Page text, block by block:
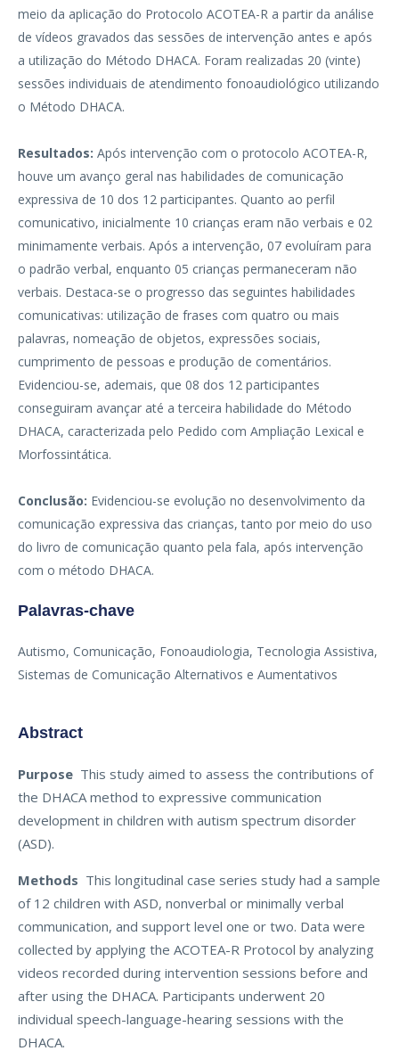
meio da aplicação do Protocolo ACOTEA-R a partir da análise
de vídeos gravados das sessões de intervenção antes e após
a utilização do Método DHACA. Foram realizadas 20 (vinte)
sessões individuais de atendimento fonoaudiológico utilizando
o Método DHACA.
Resultados: Após intervenção com o protocolo ACOTEA-R,
houve um avanço geral nas habilidades de comunicação
expressiva de 10 dos 12 participantes. Quanto ao perfil
comunicativo, inicialmente 10 crianças eram não verbais e 02
minimamente verbais. Após a intervenção, 07 evoluíram para
o padrão verbal, enquanto 05 crianças permaneceram não
verbais. Destaca-se o progresso das seguintes habilidades
comunicativas: utilização de frases com quatro ou mais
palavras, nomeação de objetos, expressões sociais,
cumprimento de pessoas e produção de comentários.
Evidenciou-se, ademais, que 08 dos 12 participantes
conseguiram avançar até a terceira habilidade do Método
DHACA, caracterizada pelo Pedido com Ampliação Lexical e
Morfossintática.
Conclusão: Evidenciou-se evolução no desenvolvimento da
comunicação expressiva das crianças, tanto por meio do uso
do livro de comunicação quanto pela fala, após intervenção
com o método DHACA.
Palavras-chave
Autismo, Comunicação, Fonoaudiologia, Tecnologia Assistiva,
Sistemas de Comunicação Alternativos e Aumentativos
Abstract
Purpose This study aimed to assess the contributions of
the DHACA method to expressive communication
development in children with autism spectrum disorder
(ASD).
Methods This longitudinal case series study had a sample
of 12 children with ASD, nonverbal or minimally verbal
communication, and support level one or two. Data were
collected by applying the ACOTEA-R Protocol by analyzing
videos recorded during intervention sessions before and
after using the DHACA. Participants underwent 20
individual speech-language-hearing sessions with the
DHACA.